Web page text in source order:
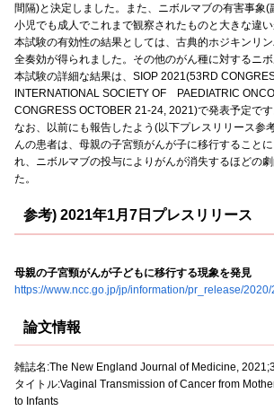
間隔)と決定しました。また、ニボルマブの有害事象(
小児でも成人でこれまで観察されたものと大きな違い
本試験の有効性の結果としては、古典的ホジキンリ
全奏効が得られました。その他のがん種に対するニボ
本試験の詳細な結果は、SIOP 2021(53RD
INTERNATIONAL SOCIETY OF PAEDIATRIC
CONGRESS OCTOBER 21-24, 2021)で発表予定です
なお、以前にも報告したよう(以下プレスリリース参
んの患者は、母親の子宮頸がんが子に移行すること
れ、ニボルマブの投与によりがんが消失するほどの
た。
参考) 2021年1月7日プレスリリース
母親の子宮頸がんが子どもに移行する現象を発見
https://www.ncc.go.jp/jp/information/pr_release/
論文情報
雑誌名:The New England Journal of Medicine,
タイトル:Vaginal Transmission of Cancer from
to Infants